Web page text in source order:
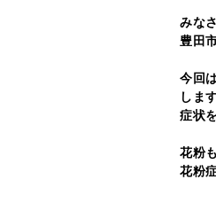
みな
豊田
今回
しま
症状
花粉
花粉